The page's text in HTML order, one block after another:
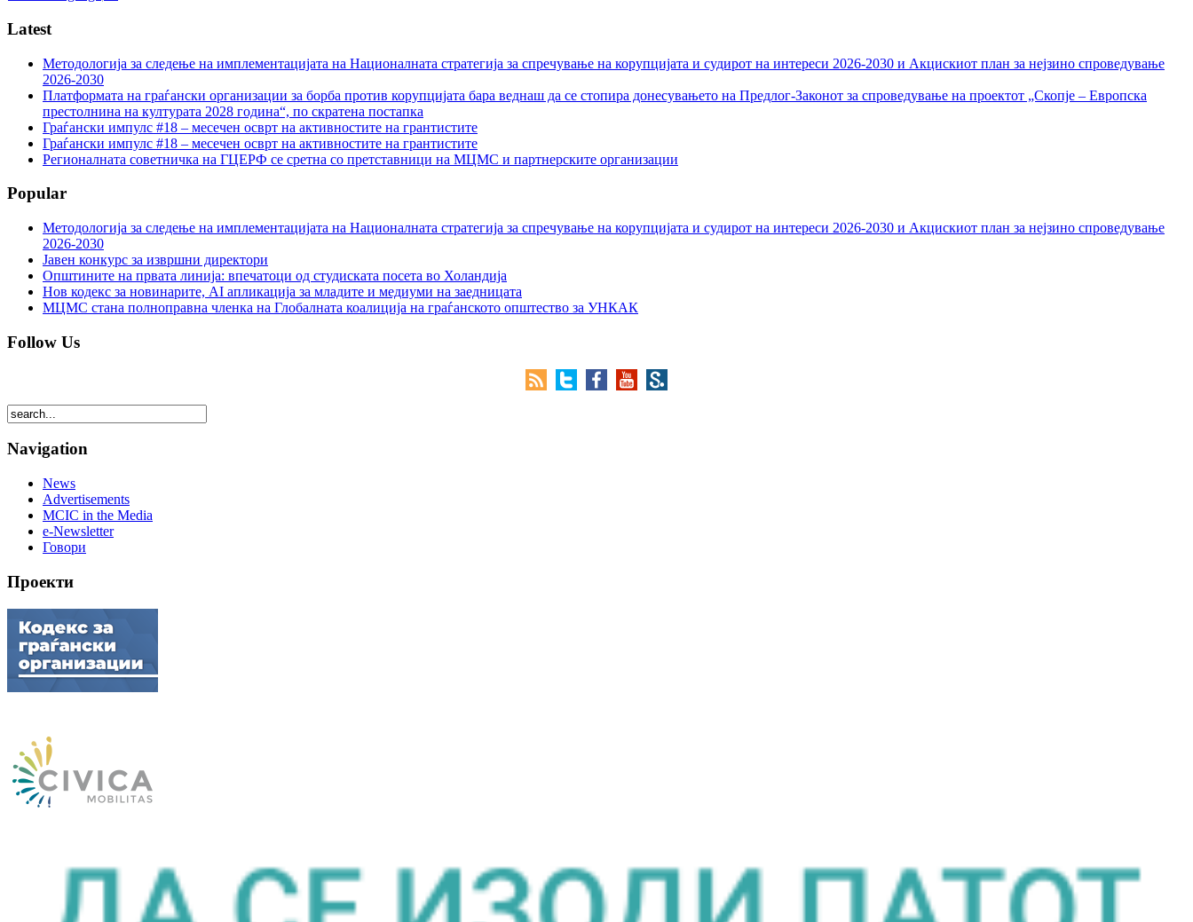
Latest
Методологија за следење на имплементацијата на Националната стратегија за спречување на корупцијата и судирот на интереси 2026-2030 и Акцискиот план за нејзино спроведување
2026-2030
Платформата на граѓански организации за борба против корупцијата бара веднаш да се стопира донесувањето на Предлог-Законот за спроведување на проектот „Скопје – Европска
престолнина на културата 2028 година“, по скратена постапка
Граѓански импулс #18 – месечен осврт на активностите на грантистите
Граѓански импулс #18 – месечен осврт на активностите на грантистите
Регионалната советничка на ГЦЕРФ се сретна со претставници на МЦМС и партнерските организации
Popular
Методологија за следење на имплементацијата на Националната стратегија за спречување на корупцијата и судирот на интереси 2026-2030 и Акцискиот план за нејзино спроведување
2026-2030
Јавен конкурс за извршни директори
Општините на првата линија: впечатоци од студиската посета во Холандија
Нов кодекс за новинарите, AI апликација за младите и медиуми на заедницата
МЦМС стана полноправна членка на Глобалната коалиција на граѓанското општество за УНКАК
Follow Us
Navigation
News
Advertisements
MCIC in the Media
e-Newsletter
Говори
Проекти